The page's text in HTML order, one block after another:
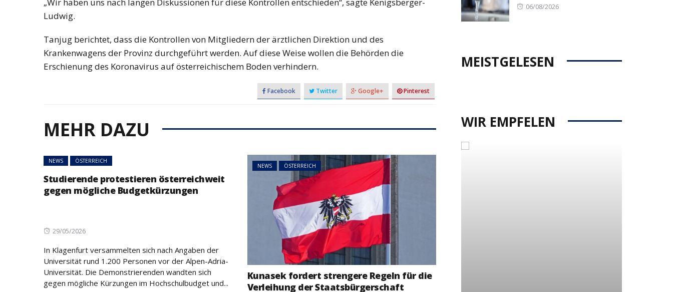
Ludwig.
Tanjug berichtet, dass die Kontrollen von Mitgliedern der ärztlichen Direktion und des
Krankenwagens der Provinz durchgeführt werden. Auf diese Weise wollen die Behörden die
Erschienung des Koronavirus auf österreichischem Boden verhindern.
Facebook Twitter Google+ Pinterest
MEHR DAZU
NEWS ÖSTERREICH
Studierende protestieren österreichweit
gegen mögliche Budgetkürzungen
Posted
29/05/2026
In Klagenfurt versammelten sich nach Angaben der
Universität rund 1.200 Personen vor der Alpen-Adria-
Universität. Die Demonstrierenden wandten sich
gegen mögliche Kürzungen im Hochschulbudget und...
NEWS ÖSTERREICH
Kunasek fordert strengere Regeln für die
Verleihung der Staatsbürgerschaft
Posted
06/08/2026
MEISTGELESEN
WIR EMPFELEN